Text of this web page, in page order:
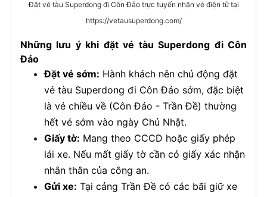
Đặt vé tàu Superdong đi Côn Đảo trực tuyến nhận vé điện tử tại
https://vetausuperdong.com/
Những lưu ý khi đặt vé tàu Superdong đi Côn
Đảo
Đặt vé sớm: Hành khách nên chủ động đặt
vé tàu Superdong đi Côn Đảo sớm, đặc biệt
là vé chiều về (Côn Đảo - Trần Đề) thường
hết vé sớm vào ngày Chủ Nhật.
Giấy tờ: Mang theo CCCD hoặc giấy phép
lái xe. Nếu mất giấy tờ cần có giấy xác nhận
nhân thân của công an.
Gửi xe: Tại cảng Trần Đề có các bãi giữ xe